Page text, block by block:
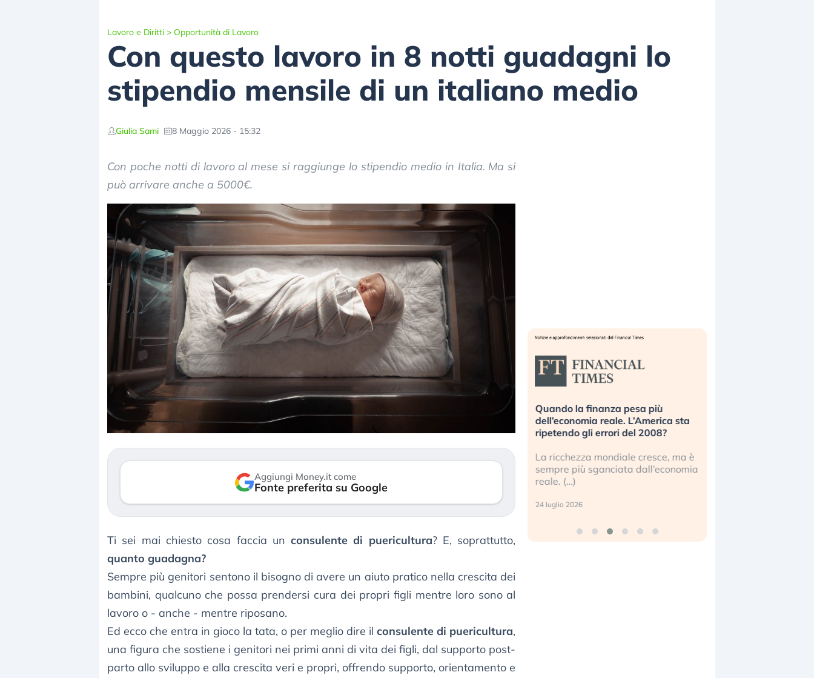
Lavoro e Diritti > Opportunità di Lavoro
Con questo lavoro in 8 notti guadagni lo
stipendio mensile di un italiano medio
Giulia Sami 8 Maggio 2026 - 15:32
Con poche notti di lavoro al mese si raggiunge lo stipendio medio in Italia. Ma si
può arrivare anche a 5000€.
Aggiungi Money.it come
Fonte preferita su Google
Ti sei mai chiesto cosa faccia unconsulente di puericultura? E, soprattutto,
quanto guadagna?
Sempre più genitori sentono il bisogno di avere un aiuto pratico nella crescita dei
bambini, qualcuno che possa prendersi cura dei propri figli mentre loro sono al
lavoro o - anche - mentre riposano.
Ed ecco che entra in gioco la tata, o per meglio dire ilconsulente di puericultura,
una figura che sostiene i genitori nei primi anni di vita dei figli, dal supporto post-
parto allo sviluppo e alla crescita veri e propri, offrendo supporto, orientamento e
Dalle valutazioni estreme alla
correzione. Cosa sta guidando il
repricing degli asset?
3 agosto 2026
«La mia vita è rovinata». Investitori
in preda al panico dopo lo scoppio
della bolla AI
Kospi, mentre gli investitori retail (…)
30 luglio 2026
Quando la finanza pesa più
dell’economia reale. L’America sta
ripetendo gli errori del 2008?
La ricchezza mondiale cresce, ma è
sempre più sganciata dall’economia
reale. (…)
24 luglio 2026